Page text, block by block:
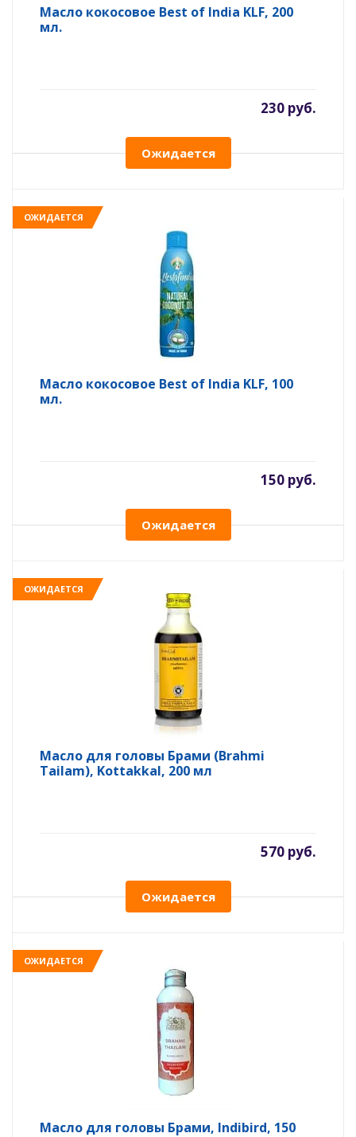
Масло кокосовое Best of India KLF, 200
мл.
230 руб.
Ожидается
ОЖИДАЕТСЯ
Масло кокосовое Best of India KLF, 100
мл.
150 руб.
Ожидается
ОЖИДАЕТСЯ
Масло для головы Брами (Brahmi
Tailam), Kottakkal, 200 мл
570 руб.
Ожидается
ОЖИДАЕТСЯ
Масло для головы Брами, Indibird, 150